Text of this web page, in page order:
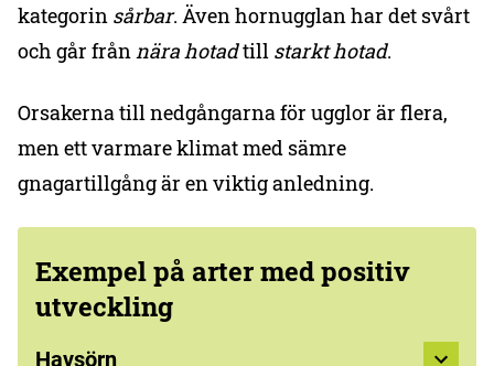
kategorin sårbar. Även hornugglan har det svårt
och går frånnära hotadtill starkt hotad.
Orsakerna till nedgångarna för ugglor är flera,
men ett varmare klimat med sämre
gnagartillgång är en viktig anledning.
Exempel på arter med positiv
utveckling
Havsörn